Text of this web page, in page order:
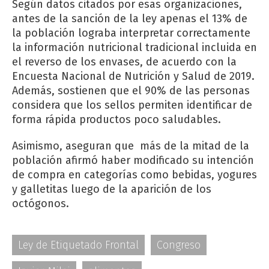
Según datos citados por esas organizaciones,
antes de la sanción de la ley apenas el 13% de
la población lograba interpretar correctamente
la información nutricional tradicional incluida en
el reverso de los envases, de acuerdo con la
Encuesta Nacional de Nutrición y Salud de 2019.
Además, sostienen que el 90% de las personas
considera que los sellos permiten identificar de
forma rápida productos poco saludables.
Asimismo, aseguran que más de la mitad de la
población afirmó haber modificado su intención
de compra en categorías como bebidas, yogures
y galletitas luego de la aparición de los
octógonos.
Ley de Etiquetado Frontal
Congreso